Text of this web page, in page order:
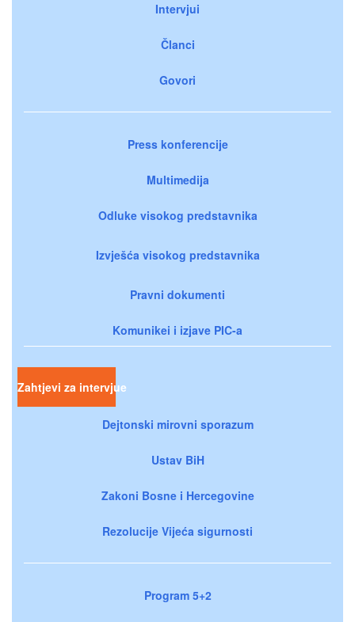
Intervjui
Članci
Govori
Press konferencije
Multimedija
Odluke visokog predstavnika
Izvješća visokog predstavnika
Pravni dokumenti
Komunikei i izjave PIC-a
Zahtjevi za intervjue
Dejtonski mirovni sporazum
Ustav BiH
Zakoni Bosne i Hercegovine
Rezolucije Vijeća sigurnosti
Program 5+2